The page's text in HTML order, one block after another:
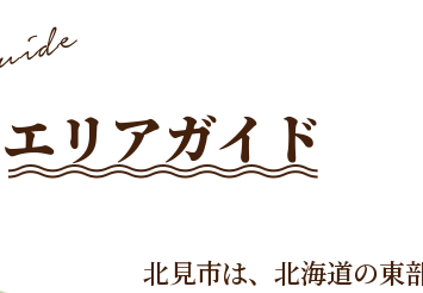
エリアガイド
北見市は、北海道の東